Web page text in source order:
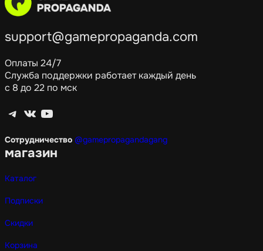
support@gamepropaganda.com
Оплаты 24/7
Служба поддержки работает каждый день
с 8 до 22 по мск
Telegram ВКонтакте YouTube
Сотрудничество @gamepropagandagang
магазин
Каталог
Подписки
Скидки
Корзина